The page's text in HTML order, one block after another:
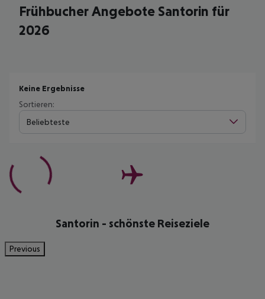
Frühbucher Angebote Santorin für
2026
Keine Ergebnisse
Sortieren:
Beliebteste
Santorin - schönste Reiseziele
Previous